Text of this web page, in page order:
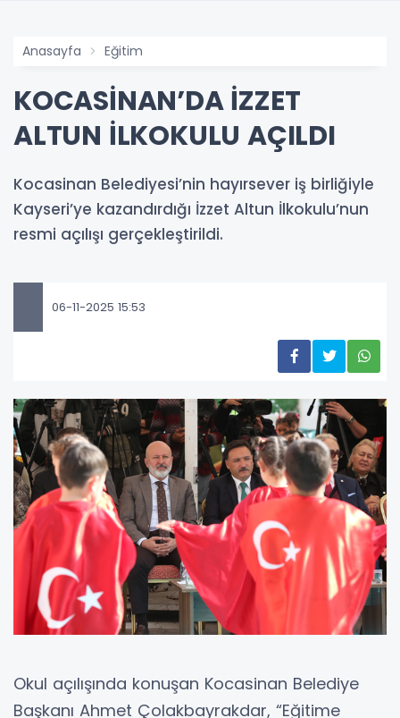
Anasayfa Eğitim
KOCASİNAN’DA İZZET
ALTUN İLKOKULU AÇILDI
Kocasinan Belediyesi’nin hayırsever iş birliğiyle
Kayseri’ye kazandırdığı İzzet Altun İlkokulu’nun
resmi açılışı gerçekleştirildi.
06-11-2025 15:53
Okul açılışında konuşan Kocasinan Belediye
Başkanı Ahmet Çolakbayrakdar, “Eğitime